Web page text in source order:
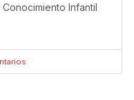
Infantil